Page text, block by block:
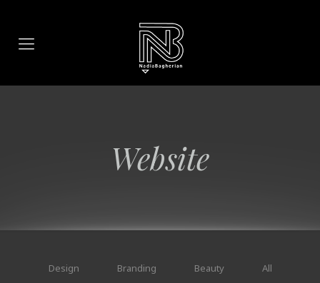
Website
All
Beauty
Branding
Design